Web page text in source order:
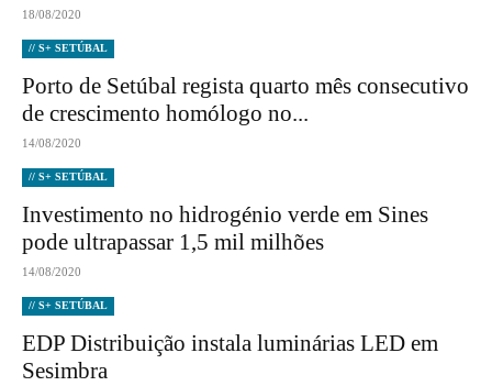
18/08/2020
// S+ SETÚBAL
Porto de Setúbal regista quarto mês consecutivo
de crescimento homólogo no...
14/08/2020
// S+ SETÚBAL
Investimento no hidrogénio verde em Sines
pode ultrapassar 1,5 mil milhões
14/08/2020
// S+ SETÚBAL
EDP Distribuição instala luminárias LED em
Sesimbra